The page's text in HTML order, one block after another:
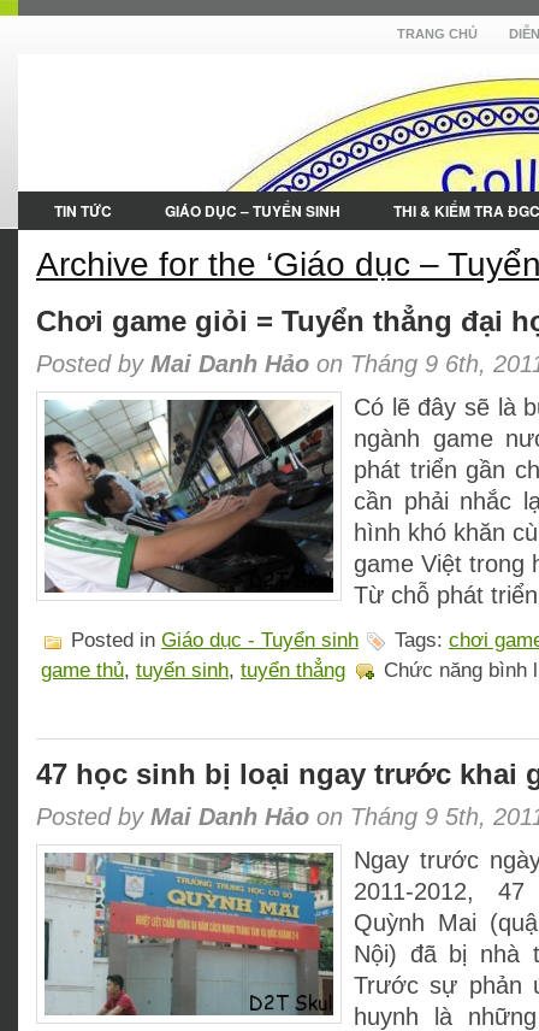
TRANG CHỦ
TIN TỨC GIÁO DỤC – TUYỂN SINH THI & KIỂM TRA
Archive for the ‘Giáo dục –
Chơi game giỏi = Tuyển thẳng đại
Posted by Mai Danh Hảo on Tháng 9 6th,
Có lẽ đây sẽ là
ngành game
phát triển gần
cần phải nhắc
hình khó khăn
game Việt trong
Từ chỗ phát
Posted in Giáo dục - Tuyển sinh Tags: chơi
game thủ, tuyển sinh, tuyển thẳng Chức năng bình
47 học sinh bị loại ngay trước khai
Posted by Mai Danh Hảo on Tháng 9 5th,
Ngay trước
2011-2012,
Quỳnh Mai
Nội) đã bị nhà
Trước sự phản
huynh là